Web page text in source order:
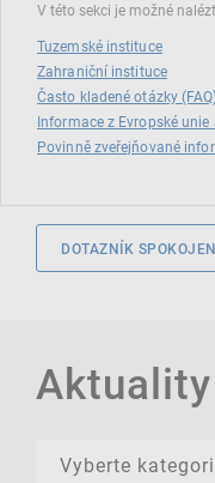
V této sekci je možné
Tuzemské instituce
Zahraniční instituce
Často kladené otázky
Informace z Evropské
Povinně zveřejňované
DOTAZNÍK
Aktuality